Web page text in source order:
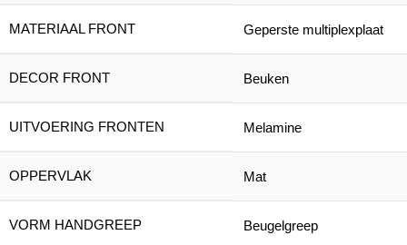
MATERIAAL FRONT Geperste multiplexplaat
DECOR FRONT Beuken
UITVOERING FRONTEN Melamine
OPPERVLAK Mat
VORM HANDGREEP Beugelgreep